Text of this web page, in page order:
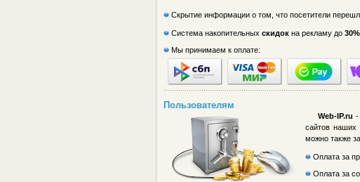
Скрытие информации о том, что посетители
Система накопительных скидок на рекламу до 30%
Мы принимаем к оплате:
Пользователям
Web-IP.ru -
сайтов наших
можно также
Оплата за
Оплата за